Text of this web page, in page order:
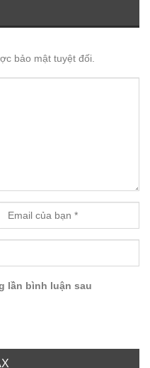
bảo mật tuyệt đối.
lần bình luận sau